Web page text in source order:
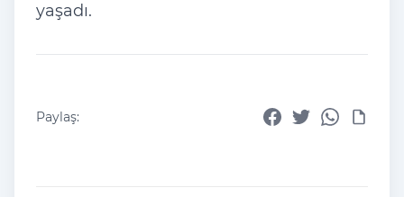
yaşadı.
Paylaş: